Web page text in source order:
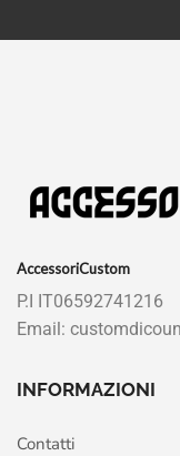
AccessoriCustom
P.I IT06592741216
Email:
INFORMAZIONI
Contatti